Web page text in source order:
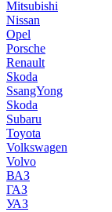
Mitsubishi
Nissan
Opel
Porsche
Renault
Skoda
SsangYong
Skoda
Subaru
Toyota
Volkswagen
Volvo
ВАЗ
ГАЗ
УАЗ